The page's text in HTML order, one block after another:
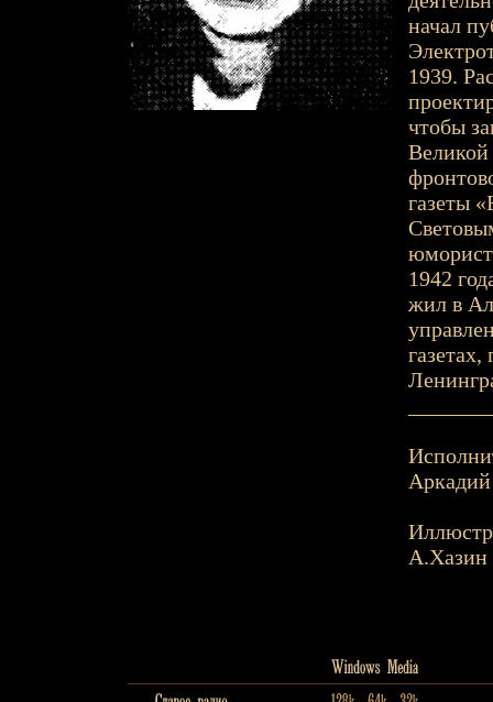
начал
1939.
чтобы
Великой
газеты
1942
жил в
А.Хазин